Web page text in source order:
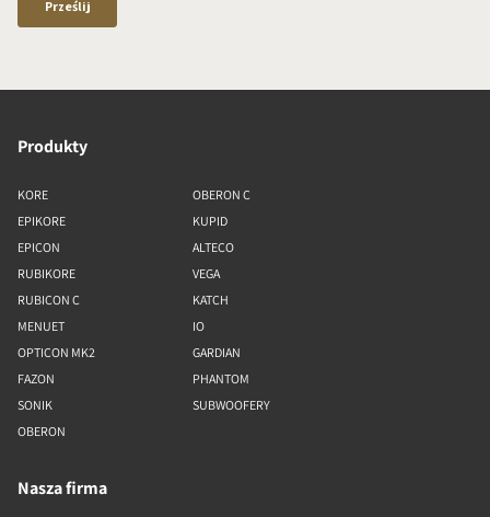
Produkty
KORE
EPIKORE
EPICON
RUBIKORE
RUBICON C
MENUET
OPTICON MK2
FAZON
SONIK
OBERON
OBERON C
KUPID
ALTECO
VEGA
KATCH
IO
GARDIAN
PHANTOM
SUBWOOFERY
Nasza firma